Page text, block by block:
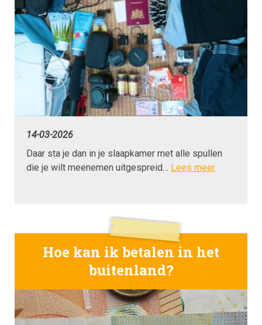
14-03-2026
Daar sta je dan in je slaapkamer met alle spullen
die je wilt meenemen uitgespreid… Lees meer
Hoe kan ik betalen in het
buitenland?